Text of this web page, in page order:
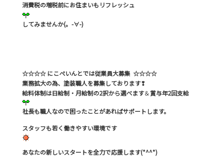
消費税の増税前にお住まいもリフレッシュ
してみませんか(。-∀-)
☆☆☆☆ にこぺいんとでは従業員大募集 ☆☆☆☆
業務拡大の為、塗装職人を募集しております❢
給料体制は日給制・月給制の2択から選べます＆賞与年2回支給
社長も職人なので困ったことがあればサポートします。
スタッフも若く働きやすい環境です
あなたの新しいスタートを全力で応援します(*^^*)